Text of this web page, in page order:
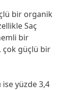
bir organik
Saç
bir
çok güçlü bir
ise yüzde 3,4